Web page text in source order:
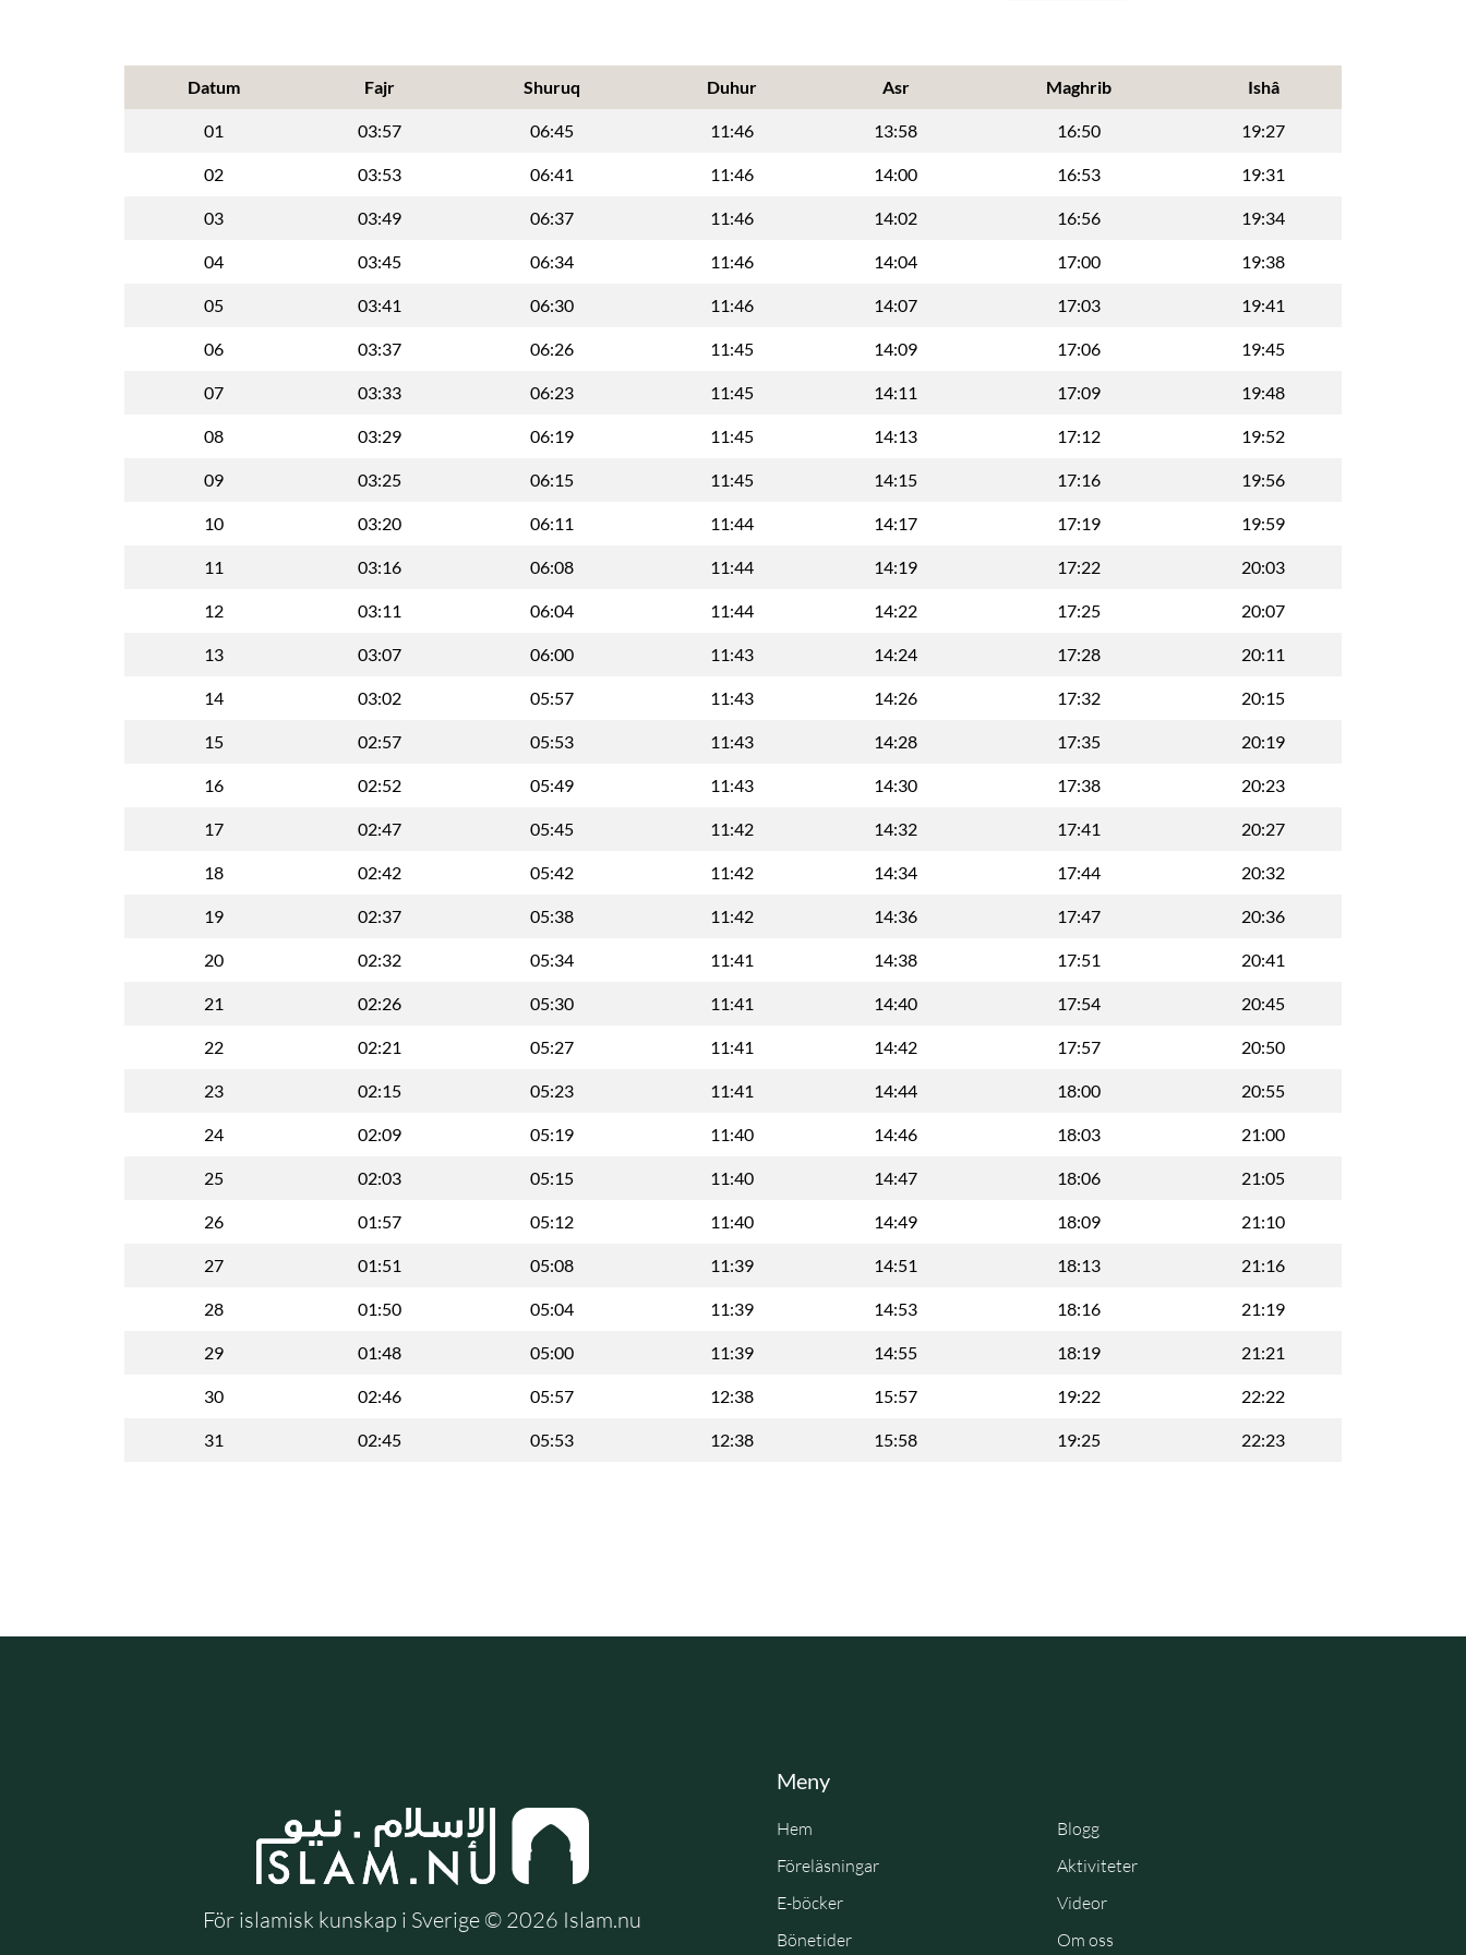
Datum Fajr Shuruq Duhur Asr Maghrib Ishâ
01 03:57 06:45 11:46 13:58 16:50 19:27
02 03:53 06:41 11:46 14:00 16:53 19:31
03 03:49 06:37 11:46 14:02 16:56 19:34
04 03:45 06:34 11:46 14:04 17:00 19:38
05 03:41 06:30 11:46 14:07 17:03 19:41
06 03:37 06:26 11:45 14:09 17:06 19:45
07 03:33 06:23 11:45 14:11 17:09 19:48
08 03:29 06:19 11:45 14:13 17:12 19:52
09 03:25 06:15 11:45 14:15 17:16 19:56
10 03:20 06:11 11:44 14:17 17:19 19:59
11 03:16 06:08 11:44 14:19 17:22 20:03
12 03:11 06:04 11:44 14:22 17:25 20:07
13 03:07 06:00 11:43 14:24 17:28 20:11
14 03:02 05:57 11:43 14:26 17:32 20:15
15 02:57 05:53 11:43 14:28 17:35 20:19
16 02:52 05:49 11:43 14:30 17:38 20:23
17 02:47 05:45 11:42 14:32 17:41 20:27
18 02:42 05:42 11:42 14:34 17:44 20:32
19 02:37 05:38 11:42 14:36 17:47 20:36
20 02:32 05:34 11:41 14:38 17:51 20:41
21 02:26 05:30 11:41 14:40 17:54 20:45
22 02:21 05:27 11:41 14:42 17:57 20:50
23 02:15 05:23 11:41 14:44 18:00 20:55
24 02:09 05:19 11:40 14:46 18:03 21:00
25 02:03 05:15 11:40 14:47 18:06 21:05
26 01:57 05:12 11:40 14:49 18:09 21:10
27 01:51 05:08 11:39 14:51 18:13 21:16
28 01:50 05:04 11:39 14:53 18:16 21:19
29 01:48 05:00 11:39 14:55 18:19 21:21
30 02:46 05:57 12:38 15:57 19:22 22:22
31 02:45 05:53 12:38 15:58 19:25 22:23
För islamisk kunskap i Sverige © 2026 Islam.nu
Meny
Hem
Blogg
Föreläsningar
Aktiviteter
E-böcker
Videor
Bönetider
Om oss